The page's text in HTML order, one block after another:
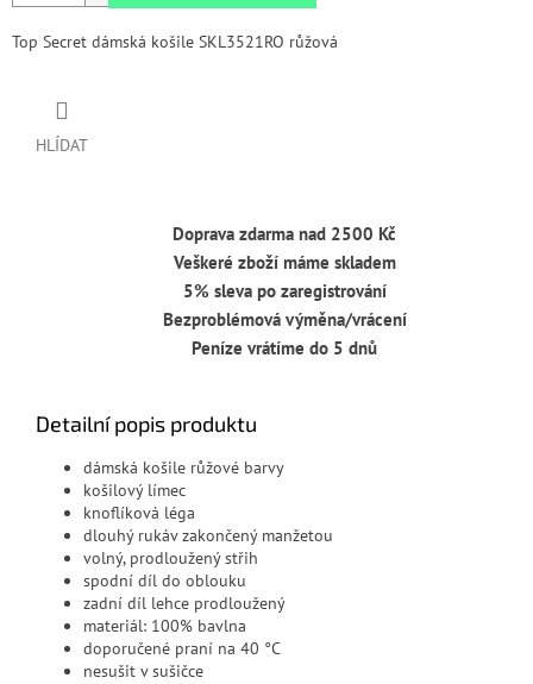
Top Secret dámská košile SKL3521RO růžová
HLÍDAT
Doprava zdarma nad 2500 Kč
Veškeré zboží máme skladem
5% sleva po zaregistrování
Bezproblémová výměna/vrácení
Peníze vrátíme do 5 dnů
Detailní popis produktu
dámská košile růžové barvy
košilový límec
knoflíková léga
dlouhý rukáv zakončený manžetou
volný, prodloužený střih
spodní díl do oblouku
zadní díl lehce prodloužený
materiál: 100% bavlna
doporučené praní na 40 °C
nesušit v sušičce